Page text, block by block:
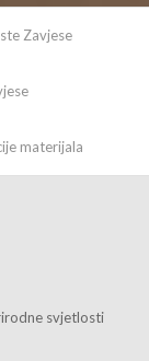
Zavjese
materijala
svjetlosti